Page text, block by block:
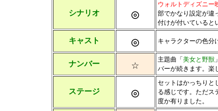
シナリオ ◎
ウォルトディズニー
部でかなり設定が違
付けが付いていると
キャスト ◎ キャラクターの色分
ナンバー ☆ 主題曲「 美女と野獣
バーが続きます。楽
ステージ ◎
セットはかっちりと
る感じです。ただス
度か有りました。